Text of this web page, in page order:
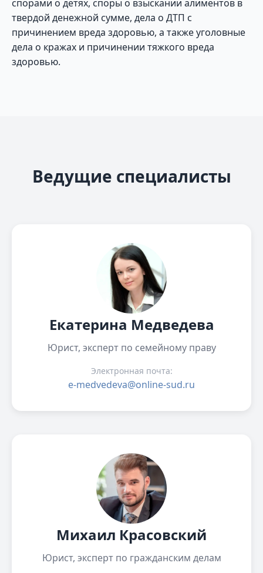
спорами о детях, споры о взыскании алиментов в
твердой денежной сумме, дела о ДТП с
причинением вреда здоровью, а также уголовные
дела о кражах и причинении тяжкого вреда
здоровью.
Ведущие специалисты
Екатерина Медведева
Юрист, эксперт по семейному праву
Электронная почта:
e-medvedeva@online-sud.ru
Михаил Красовский
Юрист, эксперт по гражданским делам